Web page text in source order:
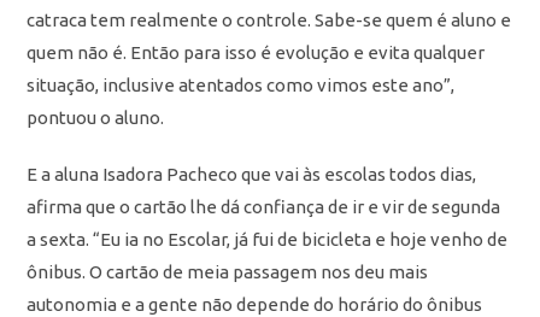
catraca tem realmente o controle. Sabe-se quem é aluno e
quem não é. Então para isso é evolução e evita qualquer
situação, inclusive atentados como vimos este ano”,
pontuou o aluno.
E a aluna Isadora Pacheco que vai às escolas todos dias,
afirma que o cartão lhe dá confiança de ir e vir de segunda
a sexta. “Eu ia no Escolar, já fui de bicicleta e hoje venho de
ônibus. O cartão de meia passagem nos deu mais
autonomia e a gente não depende do horário do ônibus